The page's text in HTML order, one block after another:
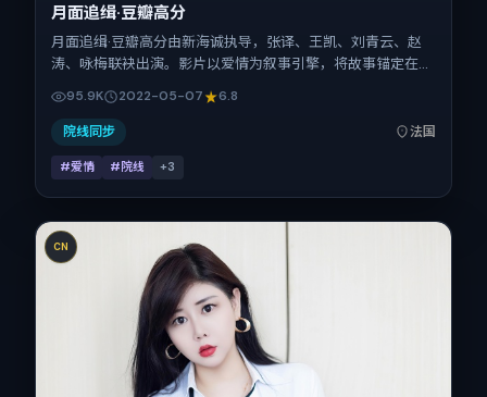
月面追缉·豆瓣高分
月面追缉·豆瓣高分由新海诚执导，张译、王凯、刘青云、赵
涛、咏梅联袂出演。影片以爱情为叙事引擎，将故事锚定在法
年5月7日于法国首映（春季档），片长99分钟，适合喜欢强
情节与细腻表演的观众。
95.9K 2022-05-07 6.8
院线同步 法国
#爱情 #院线 +3
CN